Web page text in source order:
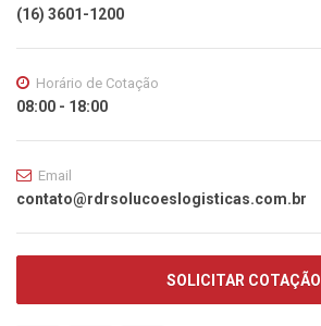
(16) 3601-1200
Horário de Cotação
08:00 - 18:00
Email
contato@rdrsolucoeslogisticas.com.br
SOLICITAR COTAÇÃO